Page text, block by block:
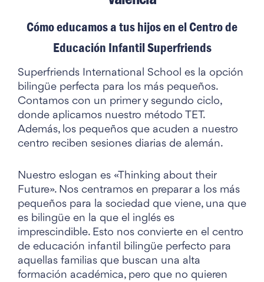
Cómo educamos a tus hijos en el Centro de
Educación Infantil Superfriends
Superfriends International School es la opción
bilingüe perfecta para los más pequeños.
Contamos con un primer y segundo ciclo,
donde aplicamos nuestro método TET.
Además, los pequeños que acuden a nuestro
centro reciben sesiones diarias de alemán.
Nuestro eslogan es «Thinking about their
Future». Nos centramos en preparar a los más
pequeños para la sociedad que viene, una que
es bilingüe en la que el inglés es
imprescindible. Esto nos convierte en el centro
de educación infantil bilingüe perfecto para
aquellas familias que buscan una alta
formación académica, pero que no quieren